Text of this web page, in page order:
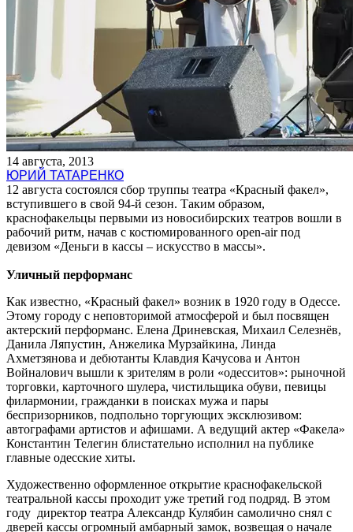
14 августа, 2013
ЮРИЙ ТАТАРЕНКО
12 августа состоялся сбор труппы театра «Красный факел»,
вступившего в свой 94-й сезон. Таким образом,
краснофакельцы первыми из новосибирских театров вошли в
рабочий ритм, начав с костюмированного open-air под
девизом «Деньги в кассы – искусство в массы».
Уличный перформанс
Как известно, «Красный факел» возник в 1920 году в Одессе.
Этому городу с неповторимой атмосферой и был посвящен
актерский перформанс. Елена Дриневская, Михаил Селезнёв,
Данила Ляпустин, Анжелика Мурзайкина, Линда
Ахметзянова и дебютанты Клавдия Качусова и Антон
Войналович вышли к зрителям в роли «одесситов»: рыночной
торговки, карточного шулера, чистильщика обуви, певицы
филармонии, гражданки в поисках мужа и пары
беспризорников, подпольно торгующих эксклюзивом:
автографами артистов и афишами. А ведущий актер «Факела»
Константин Телегин блистательно исполнил на публике
главные одесские хиты.
Художественно оформленное открытие краснофакельской
театральной кассы проходит уже третий год подряд. В этом
году директор театра Александр Кулябин самолично снял с
дверей кассы огромный амбарный замок, возвещая о начале